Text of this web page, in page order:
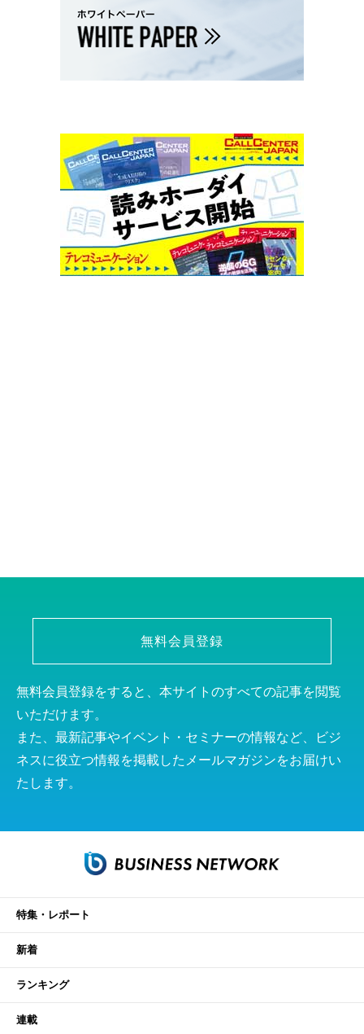
無料会員登録
無料会員登録をすると、本サイトのすべての記事を閲覧
いただけます。
また、最新記事やイベント・セミナーの情報など、ビジ
ネスに役立つ情報を掲載したメールマガジンをお届けい
たします。
特集・レポート
新着
ランキング
連載